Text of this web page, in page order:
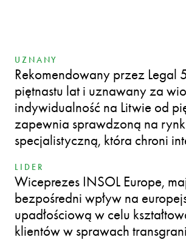
UZNANY
Rekomendowany przez Legal
piętnastu lat i uznawany za
indywidualność na Litwie od
zapewnia sprawdzoną na
specjalistyczną, która chroni
LIDER
Wiceprezes INSOL Europe,
bezpośredni wpływ na
upadłościową w celu
klientów w sprawach